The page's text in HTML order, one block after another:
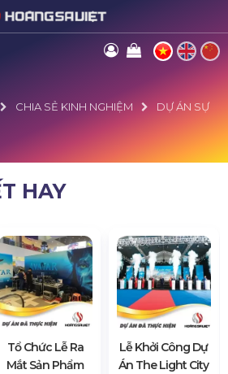
CHIA SẺ KINH NGHIỆM
DỰ ÁN SỰ
HAY
Tổ Chức Lễ Ra
Mắt Sản Phẩm
Lễ Khởi Công Dự
Án The Light City